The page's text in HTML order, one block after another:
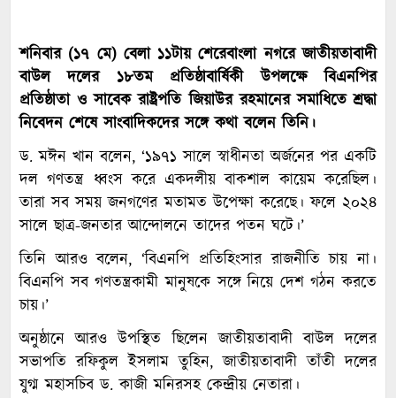
শনিবার (১৭ মে) বেলা ১১টায় শেরেবাংলা নগরে জাতীয়তাবাদী
বাউল দলের ১৮তম প্রতিষ্ঠাবার্ষিকী উপলক্ষে বিএনপির
প্রতিষ্ঠাতা ও সাবেক রাষ্ট্রপতি জিয়াউর রহমানের সমাধিতে শ্রদ্ধা
নিবেদন শেষে সাংবাদিকদের সঙ্গে কথা বলেন তিনি।
ড. মঈন খান বলেন, ‘১৯৭১ সালে স্বাধীনতা অর্জনের পর একটি
দল গণতন্ত্র ধ্বংস করে একদলীয় বাকশাল কায়েম করেছিল।
তারা সব সময় জনগণের মতামত উপেক্ষা করেছে। ফলে ২০২৪
সালে ছাত্র-জনতার আন্দোলনে তাদের পতন ঘটে।’
তিনি আরও বলেন, ‘বিএনপি প্রতিহিংসার রাজনীতি চায় না।
বিএনপি সব গণতন্ত্রকামী মানুষকে সঙ্গে নিয়ে দেশ গঠন করতে
চায়।’
অনুষ্ঠানে আরও উপস্থিত ছিলেন জাতীয়তাবাদী বাউল দলের
সভাপতি রফিকুল ইসলাম তুহিন, জাতীয়তাবাদী তাঁতী দলের
যুগ্ম মহাসচিব ড. কাজী মনিরসহ কেন্দ্রীয় নেতারা।